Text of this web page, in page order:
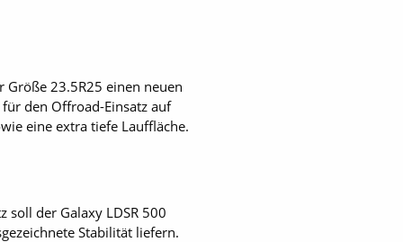
Größe 23.5R25 einen neuen
den Offroad-Einsatz auf
eine extra tiefe Lauffläche.
der Galaxy LDSR 500
Stabilität liefern.